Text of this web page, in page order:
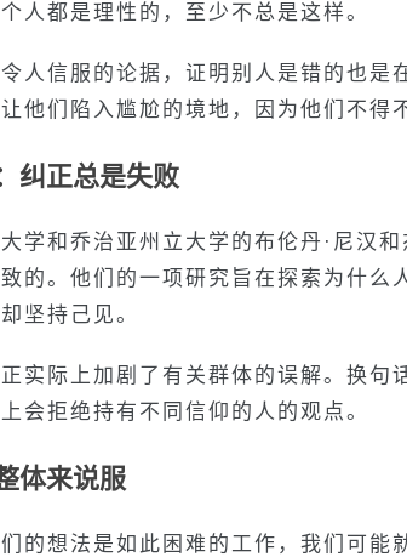
人都是理性的，至少不总是这样。
人信服的论据，证明别人是错的也是
他们陷入尴尬的境地，因为他们不得
纠正总是失败
学和乔治亚州立大学的布伦丹·尼汉
的。他们的一项研究旨在探索为什么
坚持己见。
实际上加剧了有关群体的误解。换句
会拒绝持有不同信仰的人的观点。
体来说服
的想法是如此困难的工作，我们可能